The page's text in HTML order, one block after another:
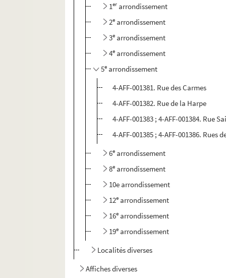
1er arrondissement
2e arrondissement
3e arrondissement
4e arrondissement
5e arrondissement
4-AFF-001381. Rue des Carmes
4-AFF-001382. Rue de la Harpe
4-AFF-001383 ; 4-AFF-001384. Rue
4-AFF-001385 ; 4-AFF-001386. Rues
6e arrondissement
8e arrondissement
10e arrondissement
12e arrondissement
16e arrondissement
19e arrondissement
Localités diverses
Affiches diverses